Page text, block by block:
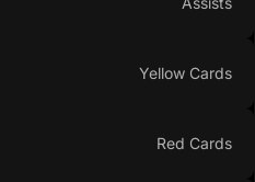
Yellow Cards
Red Cards